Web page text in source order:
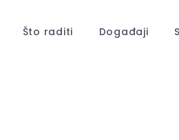
Što raditi Događaji